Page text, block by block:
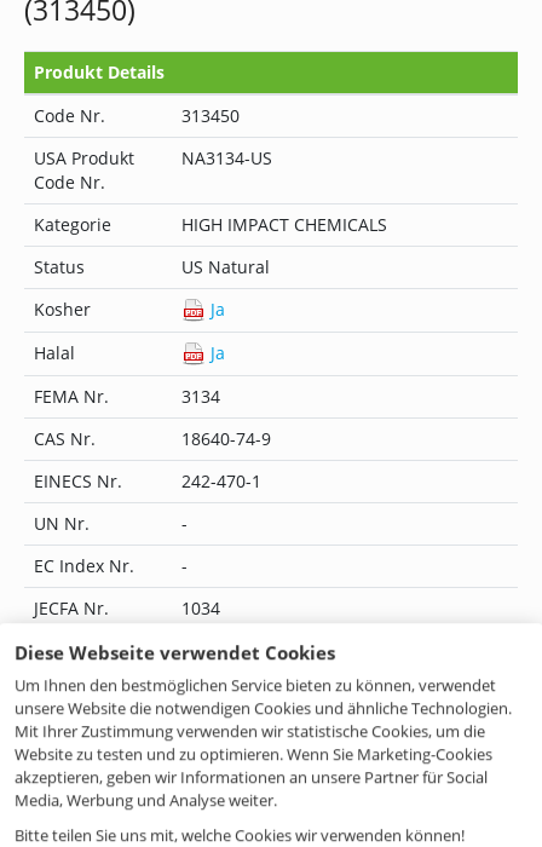
Diese Webseite verwendet Cookies
Um Ihnen den bestmöglichen Service bieten zu können, verwendet
unsere Website die notwendigen Cookies und ähnliche Technologien.
Mit Ihrer Zustimmung verwenden wir statistische Cookies, um die
Website zu testen und zu optimieren. Wenn Sie Marketing-Cookies
akzeptieren, geben wir Informationen an unsere Partner für Social
Media, Werbung und Analyse weiter.
Bitte teilen Sie uns mit, welche Cookies wir verwenden können!
(313450)
Produkt Details
Code Nr.
313450
USA Produkt
Code Nr.
NA3134-US
Kategorie
HIGH IMPACT CHEMICALS
Status
US Natural
Kosher
Ja
Halal
Ja
FEMA Nr.
3134
CAS Nr.
18640-74-9
EINECS Nr.
242-470-1
UN Nr.
-
EC Index Nr.
-
JECFA Nr.
1034
Flavis Nr.
15.013
IUPAC Name
2-Isobutylthiazole
CoE Nr.
11618
ILN Nr.
4046262313454